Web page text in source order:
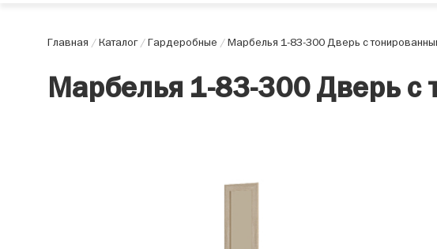
Главная /Каталог/Гардеробные /Марбелья 1-83-300 Дверь с
Марбелья 1-83-300 Дверь с